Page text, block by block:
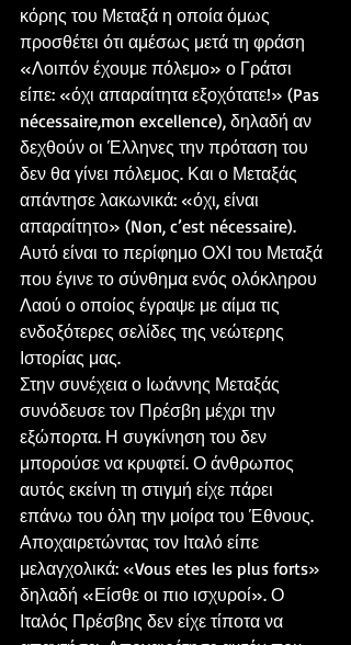
κόρης του Μεταξά η οποία όμως
προσθέτει ότι αμέσως μετά τη φράση
«Λοιπόν έχουμε πόλεμο» ο Γράτσι
είπε: «όχι απαραίτητα εξοχότατε!» (Pas
nécessaire,mon excellence), δηλαδή αν
δεχθούν οι Έλληνες την πρόταση του
δεν θα γίνει πόλεμος. Και ο Μεταξάς
απάντησε λακωνικά: «όχι, είναι
απαραίτητο» (Non, c’est nécessaire).
Αυτό είναι το περίφημο ΟΧΙ του Μεταξά
που έγινε το σύνθημα ενός ολόκληρου
Λαού ο οποίος έγραψε με αίμα τις
ενδοξότερες σελίδες της νεώτερης
Ιστορίας μας.
Στην συνέχεια ο Ιωάννης Μεταξάς
συνόδευσε τον Πρέσβη μέχρι την
εξώπορτα. Η συγκίνηση του δεν
μπορούσε να κρυφτεί. Ο άνθρωπος
αυτός εκείνη τη στιγμή είχε πάρει
επάνω του όλη την μοίρα του Έθνους.
Αποχαιρετώντας τον Ιταλό είπε
μελαγχολικά: «Vous etes les plus forts»
δηλαδή «Είσθε οι πιο ισχυροί». Ο
Ιταλός Πρέσβης δεν είχε τίποτα να